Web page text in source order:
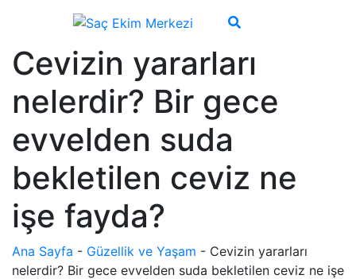
Cevizin yararları
nelerdir? Bir gece
evvelden suda
bekletilen ceviz ne
işe fayda?
Ana Sayfa - Güzellik ve Yaşam - Cevizin yararları
nelerdir? Bir gece evvelden suda bekletilen ceviz ne işe